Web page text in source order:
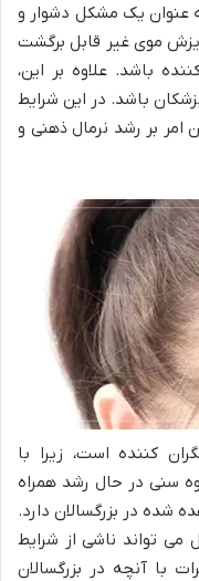
عنوان یک مشکل دشوار و
موی غیر قابل برگشت
باشد. علاوه بر این،
باشد. در این شرایط
امر بر رشد نرمال ذهنی و
کننده است، زیرا با
سنی در حال رشد همراه
شده در بزرگسالان دارد.
می تواند ناشی از شرایط
با آنچه در بزرگسالان